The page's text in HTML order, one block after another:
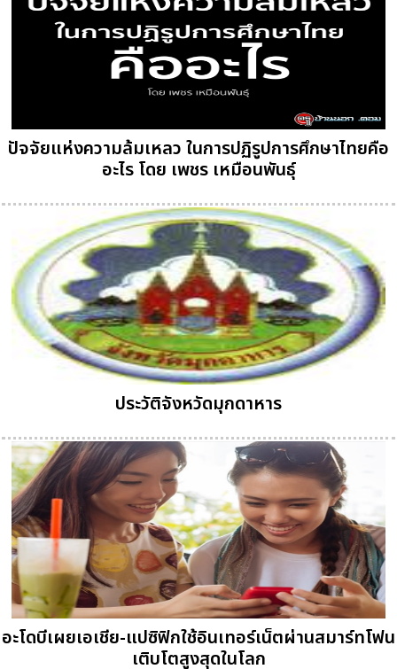
ปัจจัยแห่งความล้มเหลว ในการปฏิรูปการศึกษาไทยคือ
อะไร โดย เพชร เหมือนพันธุ์
ประวัติจังหวัดมุกดาหาร
อะโดบีเผยเอเชีย-แปซิฟิกใช้อินเทอร์เน็ตผ่านสมาร์ทโฟน
เติบโตสูงสุดในโลก